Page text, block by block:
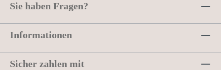
Sie haben Fragen?
Informationen
Sicher zahlen mit